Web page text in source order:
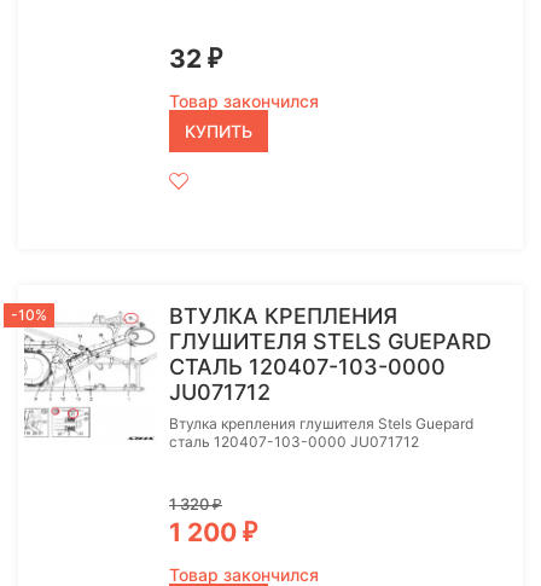
32 ₽
Товар закончился
КУПИТЬ
-10%
ВТУЛКА КРЕПЛЕНИЯ
ГЛУШИТЕЛЯ STELS GUEPARD
СТАЛЬ 120407-103-0000
JU071712
Втулка крепления глушителя Stels Guepard
сталь 120407-103-0000 JU071712
1 320₽
1 200 ₽
Товар закончился